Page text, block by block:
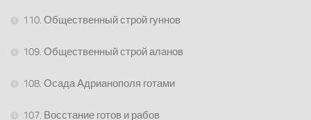
110. Общественный строй гуннов
109. Общественный строй аланов
108. Осада Адрианополя готами
107. Восстание готов и рабов